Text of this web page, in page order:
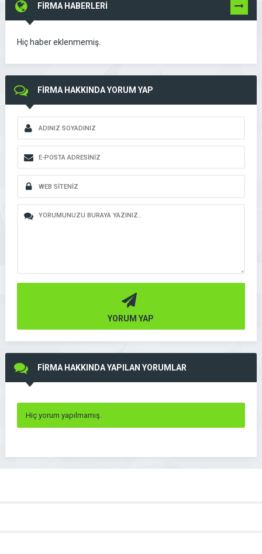
FİRMA HABERLERİ TÜMÜNÜ
GÖR
Hiç haber eklenmemiş.
FİRMA HAKKINDA YORUM YAP
YORUM YAP
FİRMA HAKKINDA YAPILAN YORUMLAR
Hiç yorum yapılmamış.